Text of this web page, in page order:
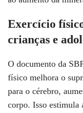
Exercício
crianças e
O documento da
físico melhora o
para o cérebro,
corpo. Isso estimula